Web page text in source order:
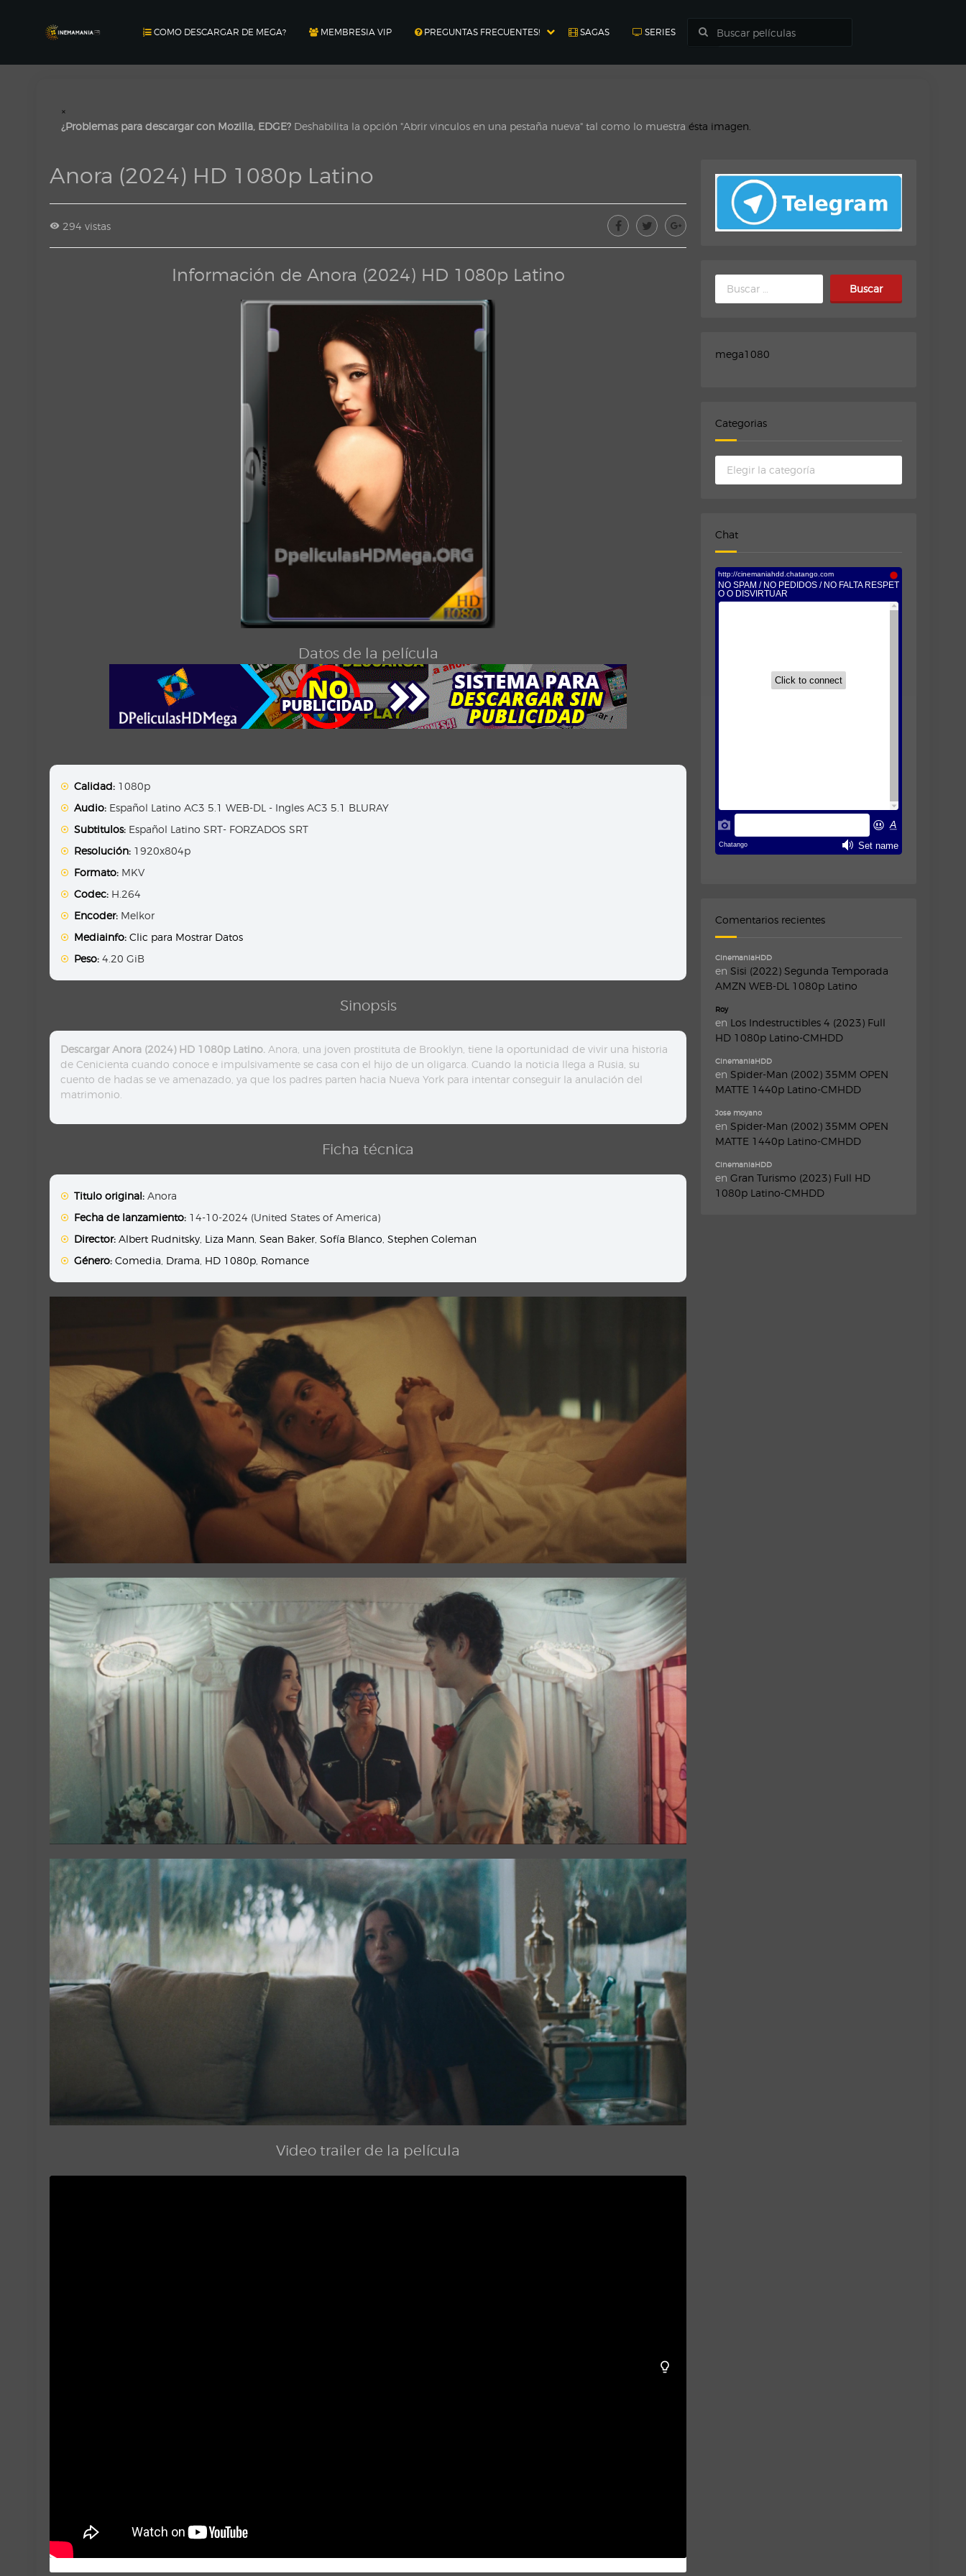
COMO DESCARGAR DE MEGA? MEMBRESIA VIP PREGUNTAS FRECUENTES! SAGAS SERIES
×
¿Problemas para descargar con Mozilla, EDGE? Deshabilita la opción "Abrir vinculos en una pestaña nueva" tal como lo muestra ésta imagen.
Anora (2024) HD 1080p Latino
294 vistas
Información de Anora (2024) HD 1080p Latino
Datos de la película
Calidad: 1080p
Audio: Español Latino AC3 5.1 WEB-DL - Ingles AC3 5.1 BLURAY
Subtitulos: Español Latino SRT- FORZADOS SRT
Resolución: 1920x804p
Formato: MKV
Codec: H.264
Encoder: Melkor
Mediainfo: Clic para Mostrar Datos
Peso: 4.20 GiB
Sinopsis
Descargar Anora (2024) HD 1080p Latino. Anora, una joven prostituta de Brooklyn, tiene la oportunidad de vivir una historia
de Cenicienta cuando conoce e impulsivamente se casa con el hijo de un oligarca. Cuando la noticia llega a Rusia, su
cuento de hadas se ve amenazado, ya que los padres parten hacia Nueva York para intentar conseguir la anulación del
matrimonio.
Ficha técnica
Titulo original: Anora
Fecha de lanzamiento: 14-10-2024 (United States of America)
Director: Albert Rudnitsky Liza Mann ,Sean Baker ,Sofía Blanco ,Stephen Coleman
Género: Comedia Drama HD 1080p Romance
Video trailer de la película
Buscar:
mega1080
Categorias
Categorias
Chat
Comentarios recientes
CinemaniaHDD
en Sisi (2022) Segunda Temporada
AMZN WEB-DL 1080p Latino
Roy
en Los Indestructibles 4 (2023) Full
HD 1080p Latino-CMHDD
CinemaniaHDD
en Spider-Man (2002) 35MM OPEN
MATTE 1440p Latino-CMHDD
Jose moyano
en Spider-Man (2002) 35MM OPEN
MATTE 1440p Latino-CMHDD
CinemaniaHDD
en Gran Turismo (2023) Full HD
1080p Latino-CMHDD